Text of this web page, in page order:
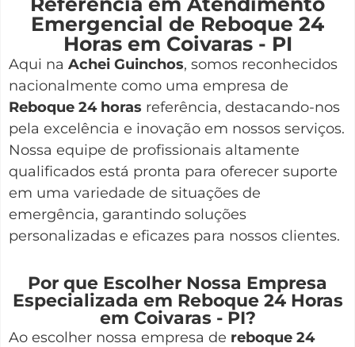
Emergencial de Reboque 24
Horas em Coivaras - PI
Aqui na Achei Guinchos, somos reconhecidos
nacionalmente como uma empresa de
Reboque 24 horas referência, destacando-nos
pela excelência e inovação em nossos serviços.
Nossa equipe de profissionais altamente
qualificados está pronta para oferecer suporte
em uma variedade de situações de
emergência, garantindo soluções
personalizadas e eficazes para nossos clientes.
Por que Escolher Nossa Empresa
Especializada em Reboque 24 Horas
em Coivaras - PI?
Ao escolher nossa empresa de reboque 24